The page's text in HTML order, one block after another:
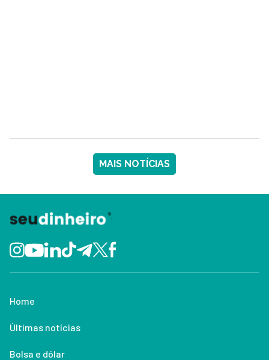
MAIS NOTÍCIAS
Home
Últimas notícias
Bolsa e dólar